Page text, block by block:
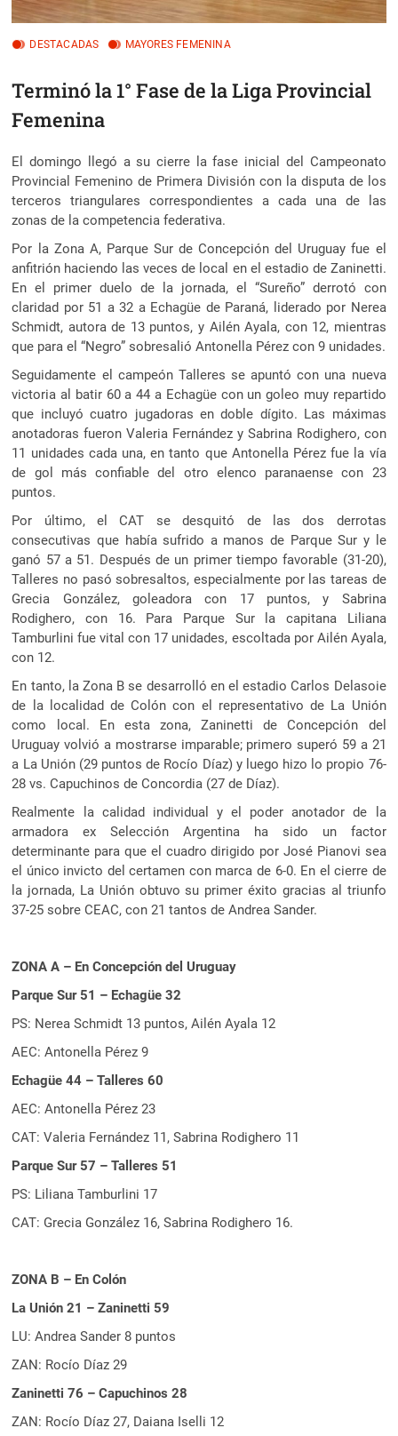
DESTACADAS MAYORES FEMENINA
Terminó la 1° Fase de la Liga Provincial
Femenina
El domingo llegó a su cierre la fase inicial del Campeonato
Provincial Femenino de Primera División con la disputa de los
terceros triangulares correspondientes a cada una de las
zonas de la competencia federativa.
Por la Zona A, Parque Sur de Concepción del Uruguay fue el
anfitrión haciendo las veces de local en el estadio de Zaninetti.
En el primer duelo de la jornada, el “Sureño” derrotó con
claridad por 51 a 32 a Echagüe de Paraná, liderado por Nerea
Schmidt, autora de 13 puntos, y Ailén Ayala, con 12, mientras
que para el “Negro” sobresalió Antonella Pérez con 9 unidades.
Seguidamente el campeón Talleres se apuntó con una nueva
victoria al batir 60 a 44 a Echagüe con un goleo muy repartido
que incluyó cuatro jugadoras en doble dígito. Las máximas
anotadoras fueron Valeria Fernández y Sabrina Rodighero, con
11 unidades cada una, en tanto que Antonella Pérez fue la vía
de gol más confiable del otro elenco paranaense con 23
puntos.
Por último, el CAT se desquitó de las dos derrotas
consecutivas que había sufrido a manos de Parque Sur y le
ganó 57 a 51. Después de un primer tiempo favorable (31-20),
Talleres no pasó sobresaltos, especialmente por las tareas de
Grecia González, goleadora con 17 puntos, y Sabrina
Rodighero, con 16. Para Parque Sur la capitana Liliana
Tamburlini fue vital con 17 unidades, escoltada por Ailén Ayala,
con 12.
En tanto, la Zona B se desarrolló en el estadio Carlos Delasoie
de la localidad de Colón con el representativo de La Unión
como local. En esta zona, Zaninetti de Concepción del
Uruguay volvió a mostrarse imparable; primero superó 59 a 21
a La Unión (29 puntos de Rocío Díaz) y luego hizo lo propio 76-
28 vs. Capuchinos de Concordia (27 de Díaz).
Realmente la calidad individual y el poder anotador de la
armadora ex Selección Argentina ha sido un factor
determinante para que el cuadro dirigido por José Pianovi sea
el único invicto del certamen con marca de 6-0. En el cierre de
la jornada, La Unión obtuvo su primer éxito gracias al triunfo
37-25 sobre CEAC, con 21 tantos de Andrea Sander.
ZONA A – En Concepción del Uruguay
Parque Sur 51 – Echagüe 32
PS: Nerea Schmidt 13 puntos, Ailén Ayala 12
AEC: Antonella Pérez 9
Echagüe 44 – Talleres 60
AEC: Antonella Pérez 23
CAT: Valeria Fernández 11, Sabrina Rodighero 11
Parque Sur 57 – Talleres 51
PS: Liliana Tamburlini 17
CAT: Grecia González 16, Sabrina Rodighero 16.
ZONA B – En Colón
La Unión 21 – Zaninetti 59
LU: Andrea Sander 8 puntos
ZAN: Rocío Díaz 29
Zaninetti 76 – Capuchinos 28
ZAN: Rocío Díaz 27, Daiana Iselli 12